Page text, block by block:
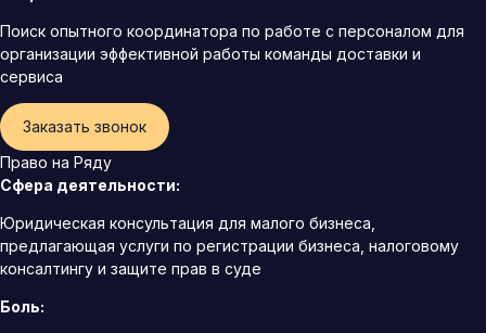
Поиск опытного координатора по работе с персоналом для
организации эффективной работы команды доставки и
сервиса
Заказать звонок
Право на Ряду
Сфера деятельности:
Юридическая консультация для малого бизнеса,
предлагающая услуги по регистрации бизнеса, налоговому
консалтингу и защите прав в суде
Боль: